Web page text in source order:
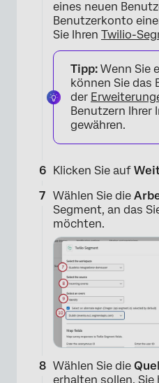
eines neuen
Benutzerkonto
Sie Ihren Twilio-
Tipp: Wenn Sie
können Sie das
der
Benutzern Ihrer
gewähren.
Klicken Sie auf
Wählen Sie die
Segment, an das
möchten.
Wählen Sie die
erhalten sollen. Sie